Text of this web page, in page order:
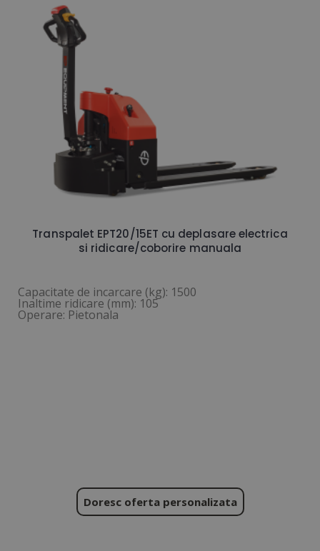
Transpalet EPT20/15ET cu deplasare electrica
si ridicare/coborire manuala
Capacitate de incarcare (kg): 1500
Inaltime ridicare (mm): 105
Operare: Pietonala
Doresc oferta personalizata